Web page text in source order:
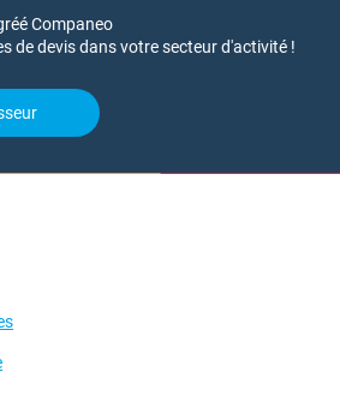
Companeo
de devis dans votre secteur d'activité !